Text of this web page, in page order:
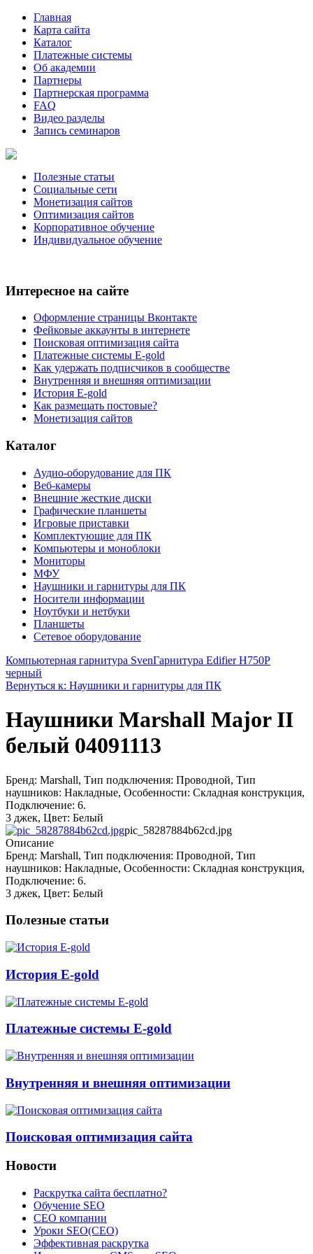
Главная
Карта сайта
Каталог
Платежные системы
Об академии
Партнеры
Партнерская программа
FAQ
Видео разделы
Запись семинаров
Полезные статьи
Социальные сети
Монетизация сайтов
Оптимизация сайтов
Корпоративное обучение
Индивидуальное обучение
Интересное на сайте
Оформление страницы Вконтакте
Фейковые аккаунты в интернете
Поисковая оптимизация сайта
Платежные системы E-gold
Как удержать подписчиков в сообществе
Внутренняя и внешняя оптимизации
История E-gold
Как размещать постовые?
Монетизация сайтов
Каталог
Аудио-оборудование для ПК
Веб-камеры
Внешние жесткие диски
Графические планшеты
Игровые приставки
Комплектующие для ПК
Компьютеры и моноблоки
Мониторы
МФУ
Наушники и гарнитуры для ПК
Носители информации
Ноутбуки и нетбуки
Планшеты
Сетевое оборудование
Компьютерная гарнитура SvenГарнитура Edifier H750P
черный
Вернуться к: Наушники и гарнитуры для ПК
Наушники Marshall Major II
белый 04091113
Бренд: Marshall, Тип подключения: Проводной, Тип
наушников: Накладные, Особенности: Складная конструкция,
Подключение: 6.
3 джек, Цвет: Белый
pic_58287884b62cd.jpg
Описание
Бренд: Marshall, Тип подключения: Проводной, Тип
наушников: Накладные, Особенности: Складная конструкция,
Подключение: 6.
3 джек, Цвет: Белый
Полезные статьи
История E-gold
Платежные системы E-gold
Внутренняя и внешняя оптимизации
Поисковая оптимизация сайта
Новости
Раскрутка сайта бесплатно?
Обучение SEO
CEO компании
Уроки SEO(СЕО)
Эффективная раскрутка